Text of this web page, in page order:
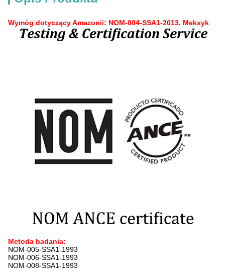
Wymóg dotyczący Amazonii: NOM-004-SSA1-2013, Meksyk
Metoda badania:
NOM-005-SSA1-1993
NOM-006-SSA1-1993
NOM-008-SSA1-1993